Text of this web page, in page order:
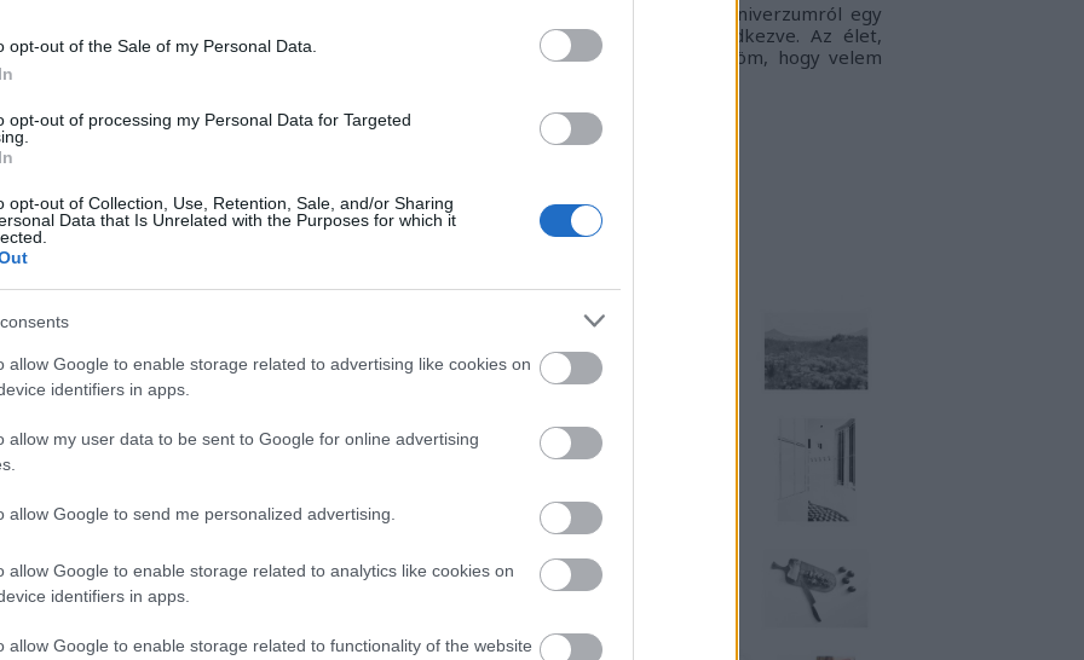
opt-out of the Sale of my Personal Data.
opt-out of processing my Personal Data for Targeted
opt-out of Collection, Use, Retention, Sale, and/or Sharing
Data that Is Unrelated with the Purposes for which it
allow Google to enable storage related to advertising like cookies on
identifiers in apps.
allow my user data to be sent to Google for online advertising
allow Google to send me personalized advertising.
allow Google to enable storage related to analytics like cookies on
identifiers in apps.
allow Google to enable storage related to functionality of the website
© 2005-2025 Drkukta - Drkuktart. Minden jog
csak a szerző előzetes írásbeli
reserved. Do not use or reproduce without
nagyvilágban, a táguló univerzumról egy
pillanatra sem megfeledkezve. Az élet,
ahogy én látom.
Köszönöm, hogy velem
DRKUKTA